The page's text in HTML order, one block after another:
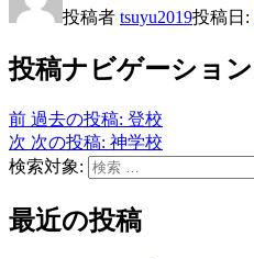
投稿者 tsuyu2019投稿日:
投稿ナビゲーション
前 過去の投稿: 登校
次 次の投稿: 神学校
検索対象:
最近の投稿